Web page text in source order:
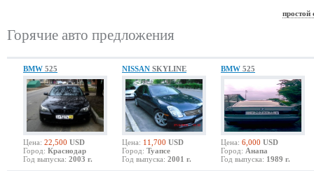
простой
Горячие авто предложения
BMW 525
Цена: 22,500 USD
Город: Краснодар
Год выпуска: 2003 г.
NISSAN SKYLINE
Цена: 11,700 USD
Город: Туапсе
Год выпуска: 2001 г.
BMW 525
Цена: 6,000 USD
Город: Анапа
Год выпуска: 1989 г.